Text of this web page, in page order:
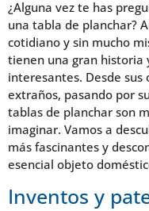
¿Alguna vez te has
una tabla de planchar?
cotidiano y sin mucho
tienen una gran historia
interesantes. Desde sus
extraños, pasando por
tablas de planchar son
imaginar. Vamos a
más fascinantes y
esencial objeto
Inventos y